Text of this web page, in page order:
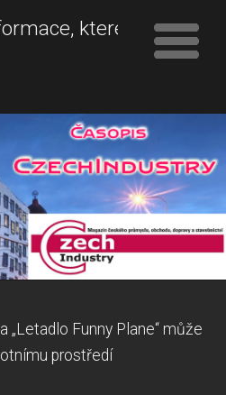
které
„Letadlo Funny Plane“ může
prostředí